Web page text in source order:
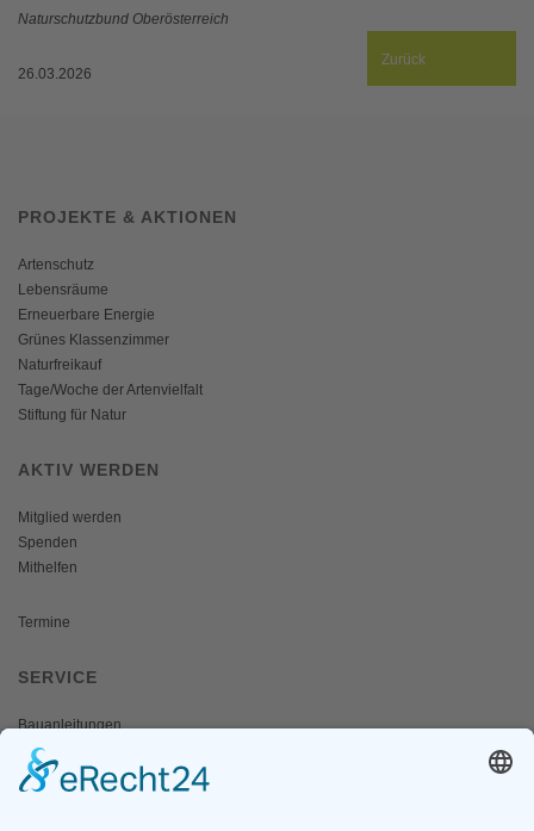
Naturschutzbund Oberösterreich
26.03.2026
Zurück
PROJEKTE & AKTIONEN
Artenschutz
Lebensräume
Erneuerbare Energie
Grünes Klassenzimmer
Naturfreikauf
Tage/Woche der Artenvielfalt
Stiftung für Natur
AKTIV WERDEN
Mitglied werden
Spenden
Mithelfen
Termine
SERVICE
Bauanleitungen
Schulangebote
Shop